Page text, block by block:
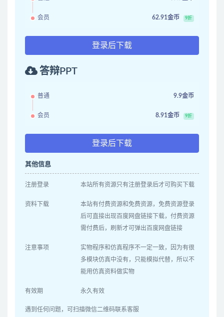
会员 62.91金币 9折
登录后下载
答辩PPT
普通 9.9金币
会员 8.91金币 9折
登录后下载
其他信息
注册登录 本站所有资源只有注册登录后才可购买下载
资料下载
本站有付费资源和免费资源，免费资源登录
后可直接出现百度网盘链接下载，付费资源
需付费后，刷新才可弹出百度网盘链接
注意事项
实物程序和仿真程序不一定一致，因为有很
多模块仿真中没有，只能模拟代替，所以不
能用仿真资料做实物
有效期 永久有效
遇到任何问题，可扫描微信二维码联系客服